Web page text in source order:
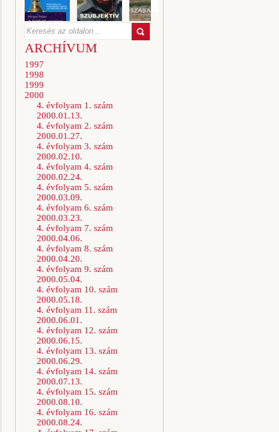
ARCHÍVUM
1997
1998
1999
2000
4. évfolyam 1. szám
2000.01.13.
4. évfolyam 2. szám
2000.01.27.
4. évfolyam 3. szám
2000.02.10.
4. évfolyam 4. szám
2000.02.24.
4. évfolyam 5. szám
2000.03.09.
4. évfolyam 6. szám
2000.03.23.
4. évfolyam 7. szám
2000.04.06.
4. évfolyam 8. szám
2000.04.20.
4. évfolyam 9. szám
2000.05.04.
4. évfolyam 10. szám
2000.05.18.
4. évfolyam 11. szám
2000.06.01.
4. évfolyam 12. szám
2000.06.15.
4. évfolyam 13. szám
2000.06.29.
4. évfolyam 14. szám
2000.07.13.
4. évfolyam 15. szám
2000.08.10.
4. évfolyam 16. szám
2000.08.24.